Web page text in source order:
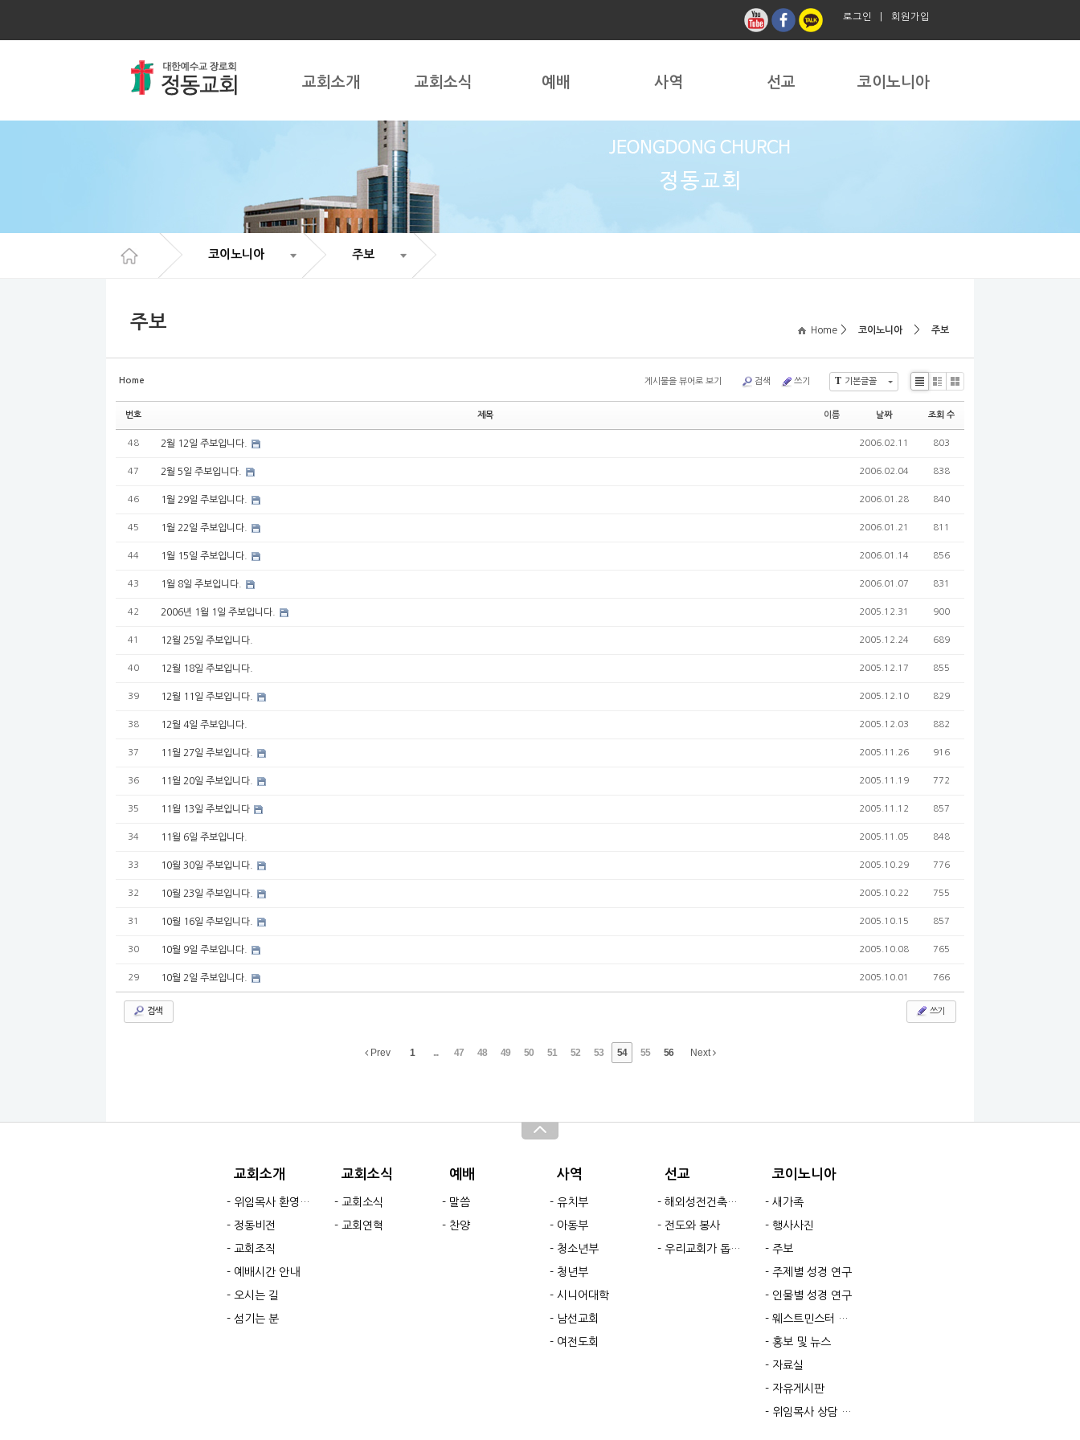
로그인 회원가입
교회소개 교회소식 예배 사역 선교 코이노니아
코이노니아 주보
주보 Home > 코이노니아 > 주보
Home T 기본글꼴
게시물을 뷰어로 보기 검색 쓰기
Li
Zi
G
le
번호 제목 이름 날짜 조회 수
48 2월 12일 주보입니다. 2006.02.11 803
47 2월 5일 주보입니다. 2006.02.04 838
46 1월 29일 주보입니다. 2006.01.28 840
45 1월 22일 주보입니다. 2006.01.21 811
44 1월 15일 주보입니다. 2006.01.14 856
43 1월 8일 주보입니다. 2006.01.07 831
42 2006년 1월 1일 주보입니다. 2005.12.31 900
41 12월 25일 주보입니다. 2005.12.24 689
40 12월 18일 주보입니다. 2005.12.17 855
39 12월 11일 주보입니다. 2005.12.10 829
38 12월 4일 주보입니다. 2005.12.03 882
37 11월 27일 주보입니다. 2005.11.26 916
36 11월 20일 주보입니다. 2005.11.19 772
35 11월 13일 주보입니다 2005.11.12 857
34 11월 6일 주보입니다. 2005.11.05 848
33 10월 30일 주보입니다. 2005.10.29 776
32 10월 23일 주보입니다. 2005.10.22 755
31 10월 16일 주보입니다. 2005.10.15 857
30 10월 9일 주보입니다. 2005.10.08 765
29 10월 2일 주보입니다. 2005.10.01 766
검색 쓰기
Prev 1 ... 47 48 49 50 51 52 53 54 55 56 Next
교회소개
위임목사 환영인사
정동비전
교회조직
예배시간 안내
오시는 길
섬기는 분
교회소식
교회소식
교회연혁
예배
말씀
찬양
사역
유치부
아동부
청소년부
청년부
시니어대학
남선교회
여전도회
선교
해외성전건축현황
전도와 봉사
우리교회가 돕는 해외 및 국내 선교지
코이노니아
새가족
행사사진
주보
주제별 성경 연구
인물별 성경 연구
웨스트민스터 소요리문답
홍보 및 뉴스
자료실
자유게시판
위임목사 상담 및 기도요청